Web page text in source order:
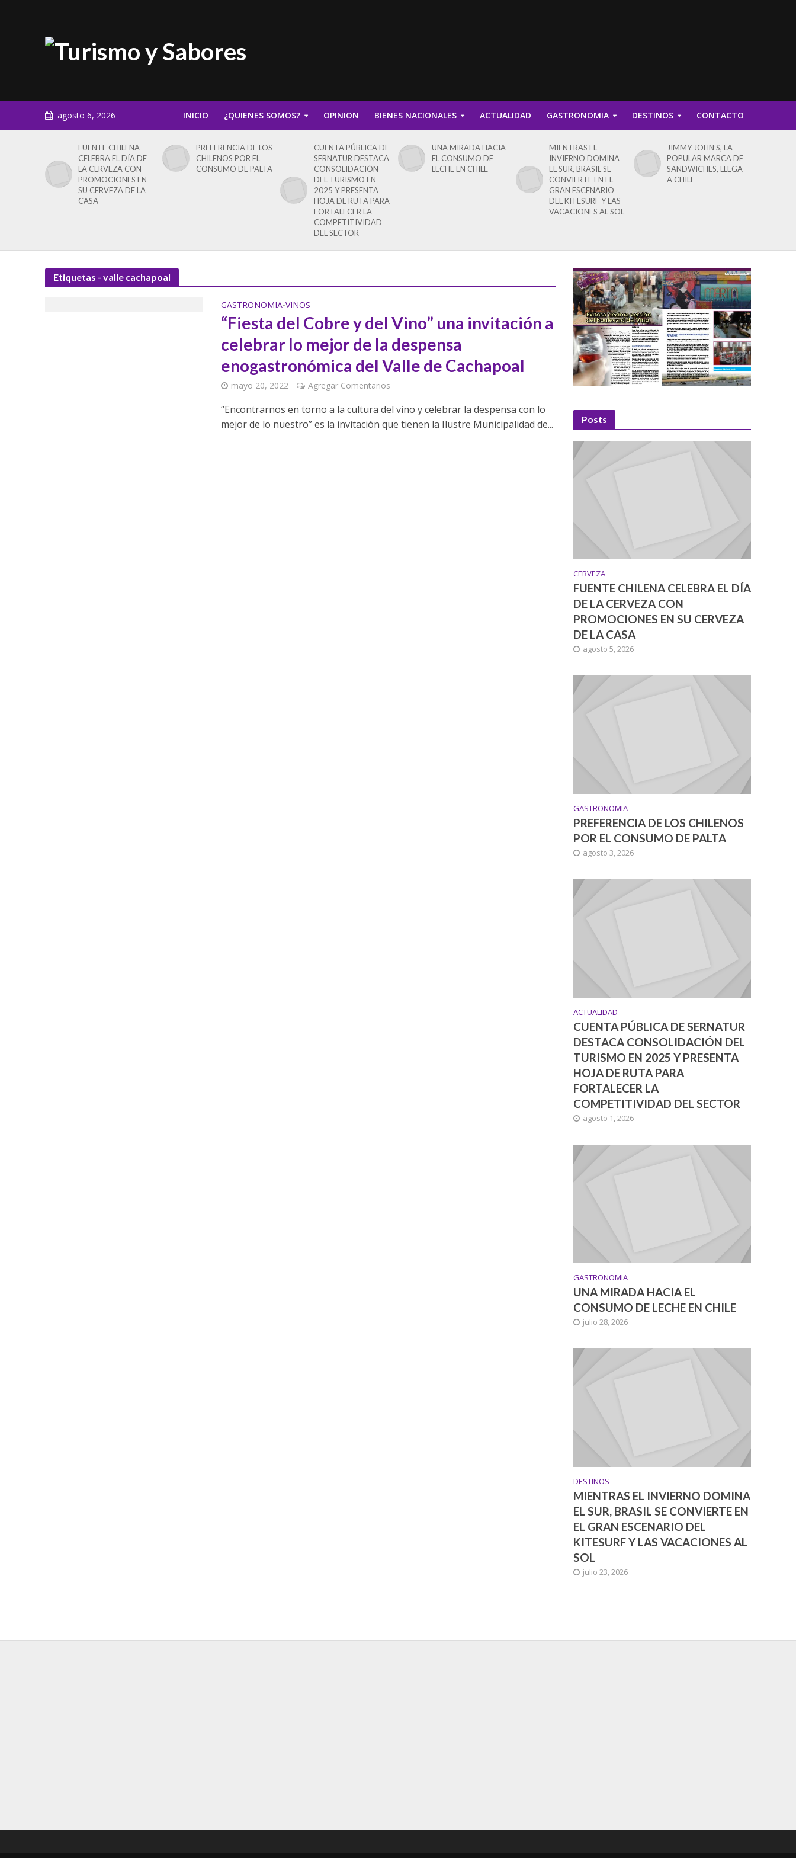
agosto 6, 2026 INICIO ¿QUIENES SOMOS? OPINION BIENES NACIONALES ACTUALIDAD GASTRONOMIA DESTINOS CONTACTO
FUENTE CHILENA
CELEBRA EL DÍA DE
LA CERVEZA CON
PROMOCIONES EN
SU CERVEZA DE LA
CASA
PREFERENCIA DE LOS
CHILENOS POR EL
CONSUMO DE PALTA
CUENTA PÚBLICA DE
SERNATUR DESTACA
CONSOLIDACIÓN
DEL TURISMO EN
2025 Y PRESENTA
HOJA DE RUTA PARA
FORTALECER LA
COMPETITIVIDAD
DEL SECTOR
UNA MIRADA HACIA
EL CONSUMO DE
LECHE EN CHILE
MIENTRAS EL
INVIERNO DOMINA
EL SUR, BRASIL SE
CONVIERTE EN EL
GRAN ESCENARIO
DEL KITESURF Y LAS
VACACIONES AL SOL
JIMMY JOHN’S, LA
POPULAR MARCA DE
SANDWICHES, LLEGA
A CHILE
Etiquetas - valle cachapoal
GASTRONOMIA•VINOS
“Fiesta del Cobre y del Vino” una invitación a
celebrar lo mejor de la despensa
enogastronómica del Valle de Cachapoal
mayo 20, 2022 Agregar Comentarios
“Encontrarnos en torno a la cultura del vino y celebrar la despensa con lo
mejor de lo nuestro” es la invitación que tienen la Ilustre Municipalidad de...
Posts
CERVEZA
FUENTE CHILENA CELEBRA EL DÍA
DE LA CERVEZA CON
PROMOCIONES EN SU CERVEZA
DE LA CASA
agosto 5, 2026
GASTRONOMIA
PREFERENCIA DE LOS CHILENOS
POR EL CONSUMO DE PALTA
agosto 3, 2026
ACTUALIDAD
CUENTA PÚBLICA DE SERNATUR
DESTACA CONSOLIDACIÓN DEL
TURISMO EN 2025 Y PRESENTA
HOJA DE RUTA PARA
FORTALECER LA
COMPETITIVIDAD DEL SECTOR
agosto 1, 2026
GASTRONOMIA
UNA MIRADA HACIA EL
CONSUMO DE LECHE EN CHILE
julio 28, 2026
DESTINOS
MIENTRAS EL INVIERNO DOMINA
EL SUR, BRASIL SE CONVIERTE EN
EL GRAN ESCENARIO DEL
KITESURF Y LAS VACACIONES AL
SOL
julio 23, 2026